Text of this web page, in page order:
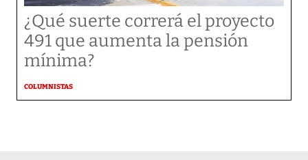
¿Qué suerte correrá el proyecto
491 que aumenta la pensión
mínima?
COLUMNISTAS